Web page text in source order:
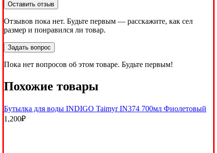
Оставить отзыв
Отзывов пока нет. Будьте первым — расскажите, как сел
размер и понравился ли товар.
Задать вопрос
Пока нет вопросов об этом товаре. Будьте первым!
Похожие товары
Бутылка для воды INDIGO Taimyr IN374 700мл Фиолетовый
1,200₽